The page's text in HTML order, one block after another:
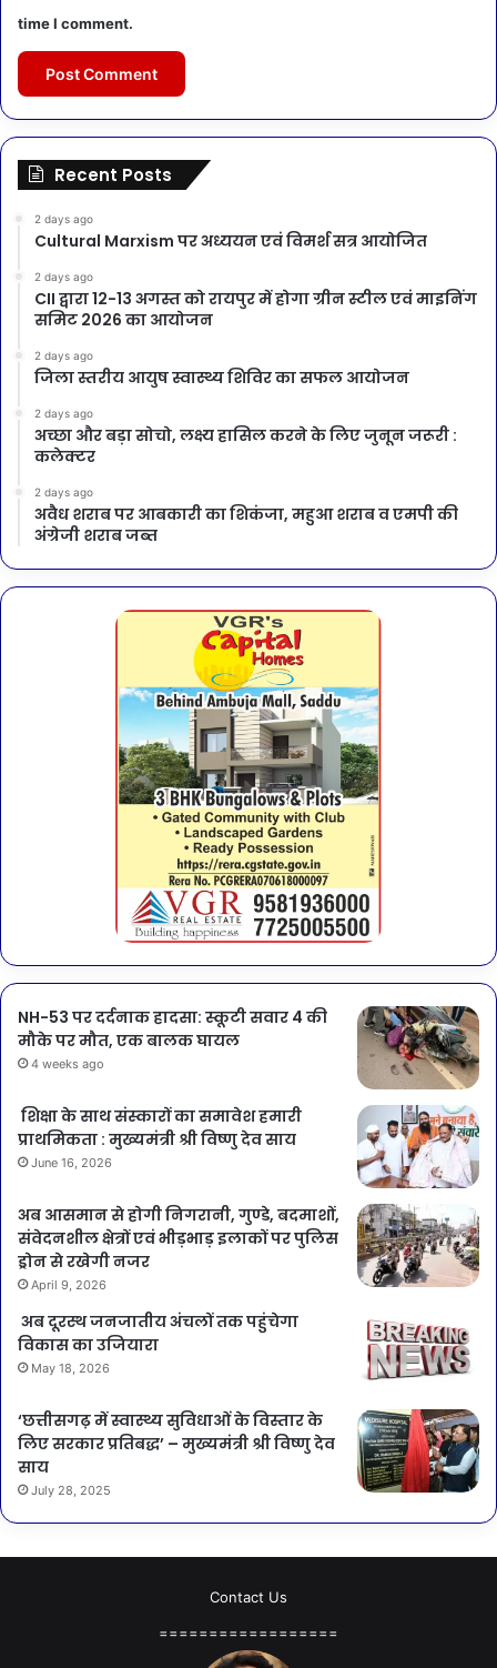
time I comment.
Recent Posts
2 days ago
Cultural Marxism पर अध्ययन एवं विमर्श सत्र आयोजित
2 days ago
CII द्वारा 12-13 अगस्त को रायपुर में होगा ग्रीन स्टील एवं माइनिंग
समिट 2026 का आयोजन
2 days ago
जिला स्तरीय आयुष स्वास्थ्य शिविर का सफल आयोजन
2 days ago
अच्छा और बड़ा सोचो, लक्ष्य हासिल करने के लिए जुनून जरूरी :
कलेक्टर
2 days ago
अवैध शराब पर आबकारी का शिकंजा, महुआ शराब व एमपी की
अंग्रेजी शराब जब्त
NH-53 पर दर्दनाक हादसा: स्कूटी सवार 4 की
मौके पर मौत, एक बालक घायल
4 weeks ago
शिक्षा के साथ संस्कारों का समावेश हमारी
प्राथमिकता : मुख्यमंत्री श्री विष्णु देव साय
June 16, 2026
अब आसमान से होगी निगरानी, गुण्डे, बदमाशों,
संवेदनशील क्षेत्रों एवं भीड़भाड़ इलाकों पर पुलिस
ड्रोन से रखेगी नजर
April 9, 2026
अब दूरस्थ जनजातीय अंचलों तक पहुंचेगा
विकास का उजियारा
May 18, 2026
‘छत्तीसगढ़ में स्वास्थ्य सुविधाओं के विस्तार के
लिए सरकार प्रतिबद्ध’ – मुख्यमंत्री श्री विष्णु देव
साय
July 28, 2025
Contact Us
==================